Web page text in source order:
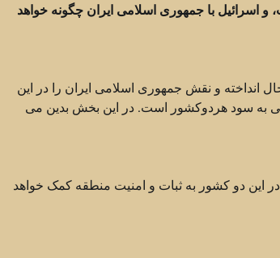
اسرائیل با جمهوری اسلامی ایران چگونه خواهد
انداخته و نقش جمهوری اسلامی ایران را در این
به سود هردوکشور است. در این بخش بدین می
این دو کشور به ثبات و امنیت منطقه کمک خواهد